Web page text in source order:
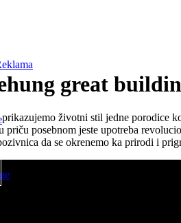
great
životni stil jedne porodice
posebnom jeste upotreba
da se okrenemo ka prirodi i